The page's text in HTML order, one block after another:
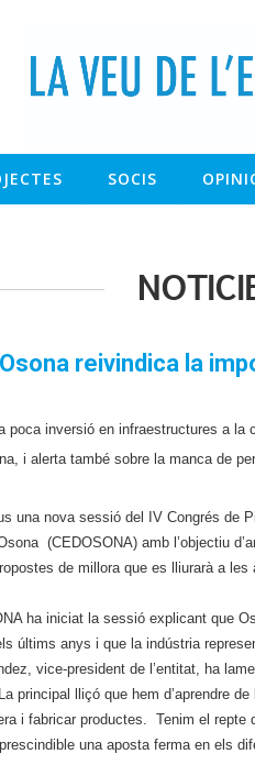
SOCIS
reivindica la
poca inversió en infraestructures a la
i alerta també sobre la manca de
una nova sessió del IV Congrés de
(CEDOSONA) amb l’objectiu
de millora que es lliurarà a les
ha iniciat la sessió explicant que
últims anys i que la indústria
vice-president de l’entitat, ha
principal lliçó que hem d’aprendre
i fabricar productes. Tenim el repte
una aposta ferma en els